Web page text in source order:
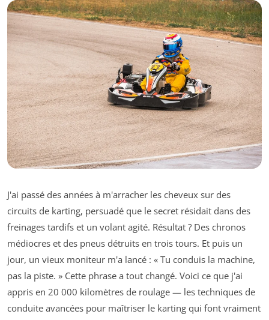
J'ai passé des années à m'arracher les cheveux sur des
circuits de karting, persuadé que le secret résidait dans des
freinages tardifs et un volant agité. Résultat ? Des chronos
médiocres et des pneus détruits en trois tours. Et puis un
jour, un vieux moniteur m'a lancé : « Tu conduis la machine,
pas la piste. » Cette phrase a tout changé. Voici ce que j'ai
appris en 20 000 kilomètres de roulage — les techniques de
conduite avancées pour maîtriser le karting qui font vraiment